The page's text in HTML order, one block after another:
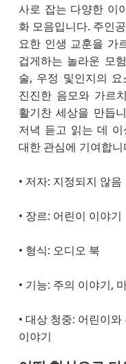
사로 잡는 다양한 이
화 모음입니다. 주인
요한 인생 교훈을 가
겁게하는 놀라운 모
술, 우정 및인지의
진진한 음모와 가르
활기찬 세상을 만듭
저녁 듣고 읽는 데
대한 관심에 기여합니
• 저자: 지정되지 않음
• 장르: 어린이 이야기
• 형식: 오디오 북
• 기능: 주의 이야기,
• 대상 청중: 어린이
이야기